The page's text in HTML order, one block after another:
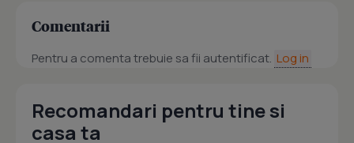
Comentarii
Pentru a comenta trebuie sa fii autentificat. Log in
Recomandari pentru tine si
casa ta